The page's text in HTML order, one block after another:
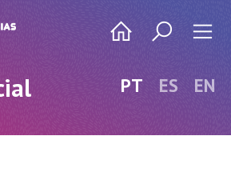
PT ES EN